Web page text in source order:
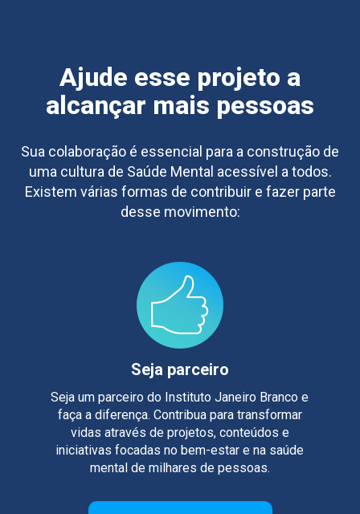
Ajude esse projeto a
alcançar mais pessoas
Sua colaboração é essencial para a construção de
uma cultura de Saúde Mental acessível a todos.
Existem várias formas de contribuir e fazer parte
desse movimento:
Seja parceiro
Seja um parceiro do Instituto Janeiro Branco e
faça a diferença. Contribua para transformar
vidas através de projetos, conteúdos e
iniciativas focadas no bem-estar e na saúde
mental de milhares de pessoas.